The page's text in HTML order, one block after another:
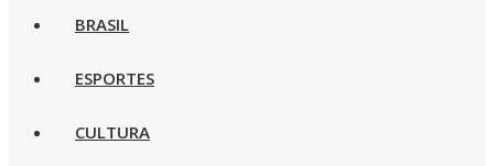
BRASIL
ESPORTES
CULTURA